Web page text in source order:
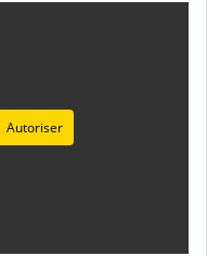
Autoriser